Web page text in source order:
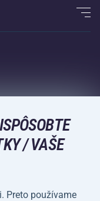
/ VAŠE
Preto používame